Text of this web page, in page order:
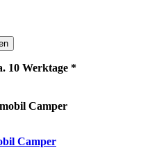
10 Werktage *
Camper